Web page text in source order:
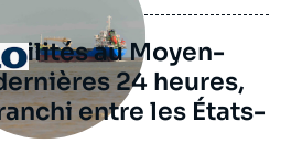
au Moyen-
24 heures,
entre les États-